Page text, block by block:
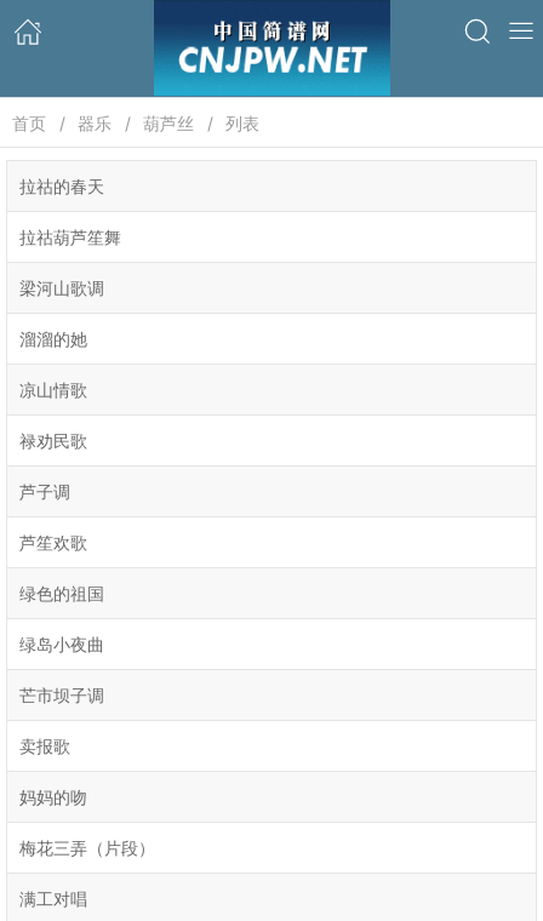
首页 器乐 葫芦丝 列表
拉祜的春天
拉祜葫芦笙舞
梁河山歌调
溜溜的她
凉山情歌
禄劝民歌
芦子调
芦笙欢歌
绿色的祖国
绿岛小夜曲
芒市坝子调
卖报歌
妈妈的吻
梅花三弄（片段）
满工对唱